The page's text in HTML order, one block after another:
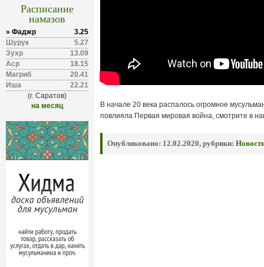
Расписание
намазов
» Фаджр
3.25
Шурук
5.27
Зухр
13.09
Аср
18.15
Магриб
20.41
Иша
22.21
(г. Саратов)
на месяц
В начале 20 века распалось огромное
повлияла Первая мировая война, смотрите в
Опубликовано: 12.02.2020, рубрики: